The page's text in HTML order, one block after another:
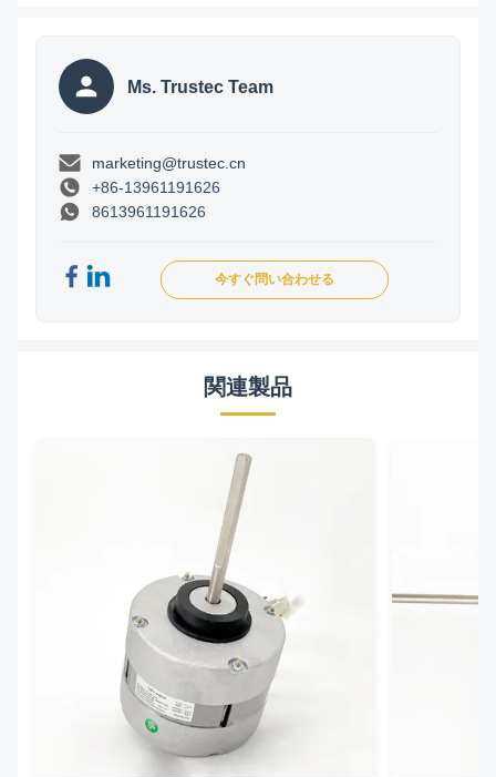
Ms. Trustec Team
marketing@trustec.cn
+86-13961191626
8613961191626
今すぐ問い合わせる
関連製品